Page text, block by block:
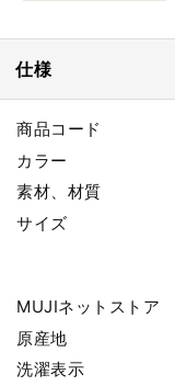
仕様
商品コード
カラー
素材、材質
サイズ
MUJIネットストア
原産地
洗濯表示